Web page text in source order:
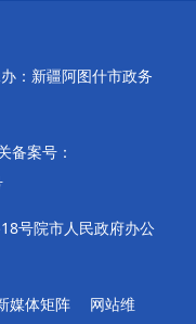
：新疆阿图什市政务
备案号：
号院市人民政府办公
媒体矩阵
网站维